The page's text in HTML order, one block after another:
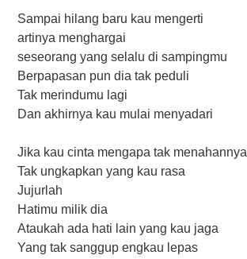
Sampai hilang baru kau mengerti
artinya menghargai
seseorang yang selalu di sampingmu
Berpapasan pun dia tak peduli
Tak merindumu lagi
Dan akhirnya kau mulai menyadari
Jika kau cinta mengapa tak menahannya
Tak ungkapkan yang kau rasa
Jujurlah
Hatimu milik dia
Ataukah ada hati lain yang kau jaga
Yang tak sanggup engkau lepas